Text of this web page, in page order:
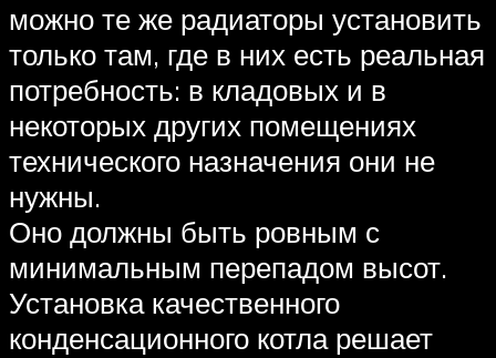
можно те же радиаторы установить
только там, где в них есть реальная
потребность: в кладовых и в
некоторых других помещениях
технического назначения они не
нужны.
Оно должны быть ровным с
минимальным перепадом высот.
Установка качественного
конденсационного котла решает